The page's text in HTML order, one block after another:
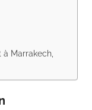
Marrakech,